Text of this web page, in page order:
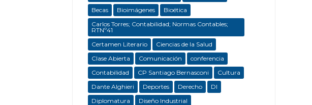
Becas
Bioimágenes
Bioética
Carlos Torres; Contabilidad; Normas Contables;
RTNº41
Certamen Literario
Ciencias de la Salud
Clase Abierta
Comunicación
conferencia
Contabilidad
CP Santiago Bernasconi
Cultura
Dante Alghieri
Deportes Derecho
DI
Diplomatura
Diseño Industrial